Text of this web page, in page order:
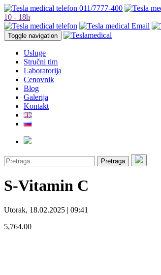
011/7777-400
10 - 18h
Toggle navigation
Usluge
Stručni tim
Laboratorija
Cenovnik
Blog
Galerija
Kontakt
Pretraga
S-Vitamin C
Utorak, 18.02.2025 | 09:41
5,764.00